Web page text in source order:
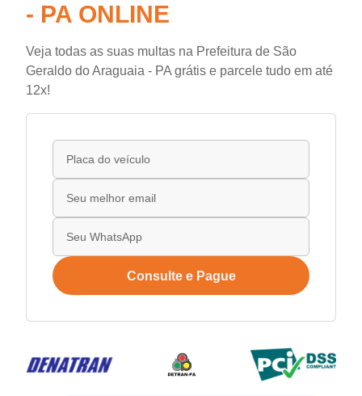
- PA ONLINE
Veja todas as suas multas na Prefeitura de São
Geraldo do Araguaia - PA grátis e parcele tudo em até
12x!
Consulte e Pague